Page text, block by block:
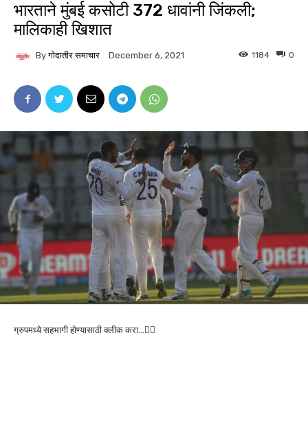
भारताने मुंबई कसोटी 372 धावांनी जिंकली;
मालिकाही खिशात
By गोदातीर समाचार December 6, 2021 0
1184
ग्रुपमध्ये सहभागी होण्यासाठी क्लीक करा…👆🏻